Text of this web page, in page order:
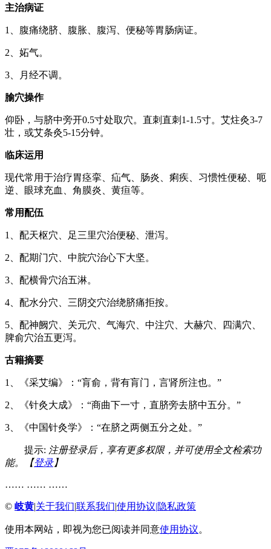
主治病证
1、腹痛绕脐、腹胀、腹泻、便秘等胃肠病证。
2、妬气。
3、月经不调。
腧穴操作
仰卧，与脐中旁开0.5寸处取穴。直刺直刺1-1.5寸。艾炷灸3-7
壮，或艾条灸5-15分钟。
临床运用
现代常用于治疗胃痉挛、疝气、肠炎、痢疾、习惯性便秘、呃
逆、眼球充血、角膜炎、黄疸等。
常用配伍
1、配天枢穴、足三里穴治便秘、泄泻。
2、配期门穴、中脘穴治心下大坚。
3、配横骨穴治五淋。
4、配水分穴、三阴交穴治绕脐痛拒按。
5、配神阙穴、关元穴、气海穴、中注穴、大赫穴、四满穴、
脾俞穴治五更泻。
古籍摘要
1、《采艾编》：“肓俞，背有肓门，言肾所注也。”
2、《针灸大成》：“商曲下一寸，直脐旁去脐中五分。”
3、《中国针灸学》：“在脐之两侧五分之处。”
提示: 注册登录后，享有更多权限，并可使用全文检索功
能。【登录】
…… …… ……
© 岐黄|关于我们|联系我们|使用协议|隐私政策
使用本网站，即视为您已阅读并同意使用协议。